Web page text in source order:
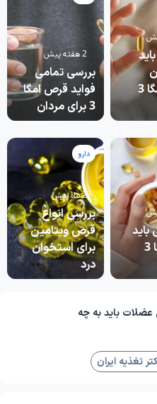
مصرف امگا 3
بررسی تمامی
فواید قرص امگا
3 برای مردان
2 هفته پیش
قرص امگا 3
دارو
بررسی انواع
قرص ویتامین
برای استخوان
درد
2 ماه پیش
عضلات باید به چه
تغذیه ایران